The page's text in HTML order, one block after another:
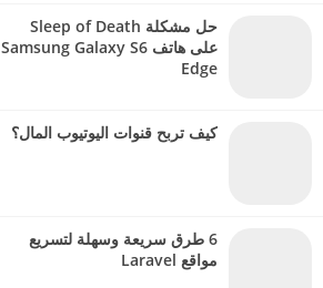
حل مشكلة Sleep of Death
على هاتف Samsung Galaxy S6
Edge
كيف تربح قنوات اليوتيوب المال؟
6 طرق سريعة وسهلة لتسريع
مواقع Laravel